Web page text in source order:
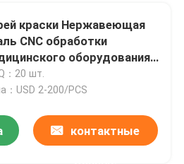
краски Нержавеющая
CNC обработки
оборудования
части IP66
：20 шт.
：USD 2-200/PCS
контактные